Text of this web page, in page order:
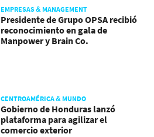
EMPRESAS & MANAGEMENT
Presidente de Grupo OPSA recibió
reconocimiento en gala de
Manpower y Brain Co.
CENTROAMÉRICA & MUNDO
Gobierno de Honduras lanzó
plataforma para agilizar el
comercio exterior